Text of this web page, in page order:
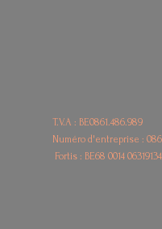
T.V.A : BE0861.486.989
Numéro d'entreprise :
Fortis : BE680014